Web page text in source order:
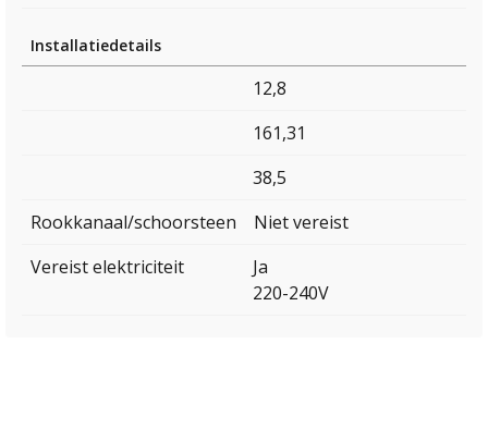
Installatiedetails
12,8
161,31
38,5
Rookkanaal/schoorsteen
Niet vereist
Vereist elektriciteit
Ja
220-240V